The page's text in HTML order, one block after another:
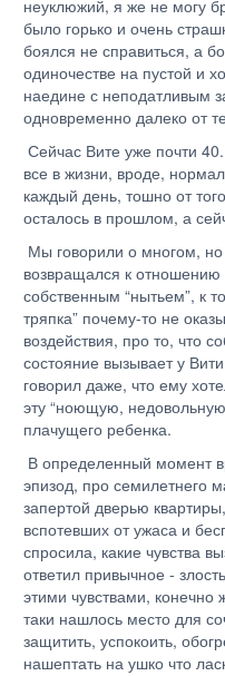
неуклюжий, я же не могу
было горько и очень
боялся не справиться, а
одиночестве на пустой и
наедине с неподатливым
одновременно далеко от
Сейчас Вите уже почти
все в жизни, вроде,
каждый день, тошно от
осталось в прошлом, а
Мы говорили о многом, но
возвращался к отношению
собственным “нытьем”, к
тряпка” почему-то не
воздействия, про то, что
состояние вызывает у
говорил даже, что ему
эту “ноющую,
плачущего ребенка.
В определенный момент
эпизод, про семилетнего
запертой дверью
вспотевших от ужаса и
спросила, какие чувства
ответил привычное -
этими чувствами,
таки нашлось место для
защитить, успокоить,
нашептать на ушко что